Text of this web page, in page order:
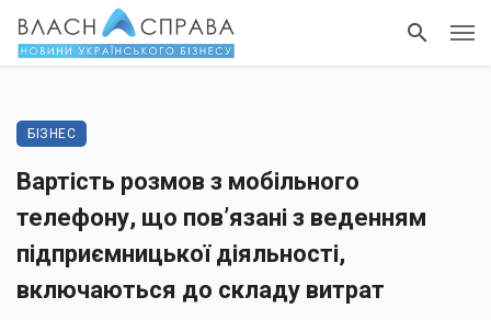
БІЗНЕС
Вартість розмов з мобільного
телефону, що пов’язані з веденням
підприємницької діяльності,
включаються до складу витрат